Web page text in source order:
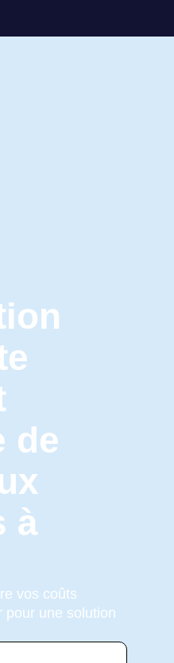
de
à
vos coûts
pour une solution